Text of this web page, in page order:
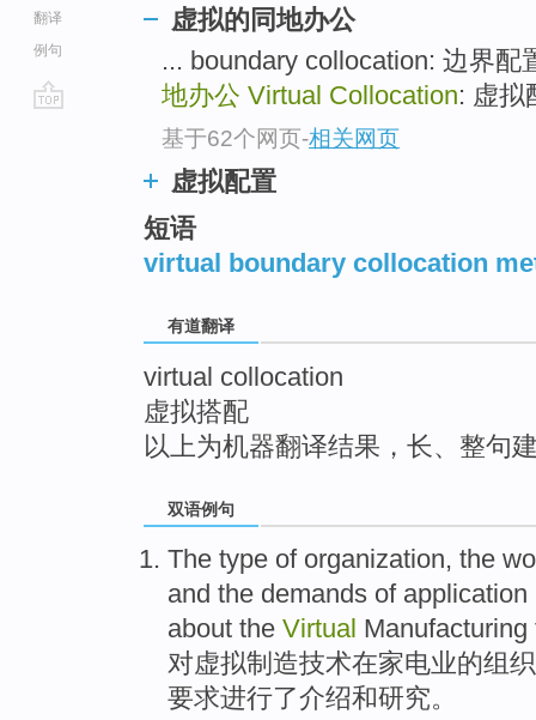
翻译
例句
虚拟的同地办公
... boundary collocation: 边界配
地办公 Virtual Collocation: 虚拟
基于62个网页-相关网页
虚拟配置
短语
virtual boundary collocation
有道翻译
virtual collocation
虚拟搭配
以上为机器翻译结果，长、整句
双语例句
The type of organization, the
and the demands of application
about the Virtual Manufacturing
对虚拟制造技术在家电业的组织
要求进行了介绍和研究。